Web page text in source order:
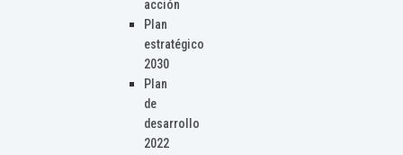
acción
Plan
estratégico
2030
Plan
de
desarrollo
2022